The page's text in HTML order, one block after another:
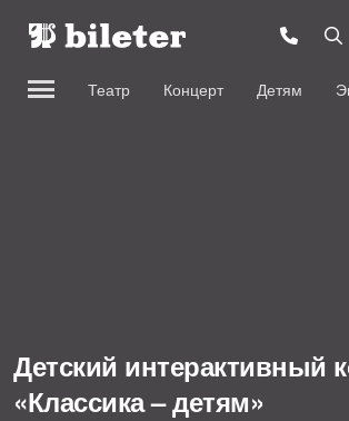
Театр Концерт Детям
Детский интерактивный
«Классика – детям»